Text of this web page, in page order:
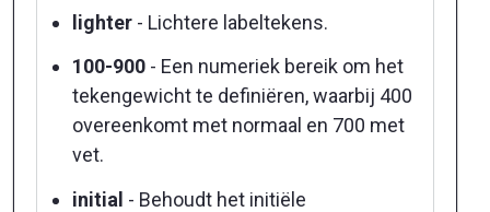
lighter - Lichtere labeltekens.
100-900 - Een numeriek bereik om het
tekengewicht te definiëren, waarbij 400
overeenkomt met normaal en 700 met
vet.
initial - Behoudt het initiële